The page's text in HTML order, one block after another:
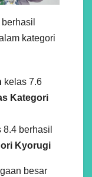
kategori
kelas 7.6
Kategori
8.4 berhasil
Kyorugi
besar